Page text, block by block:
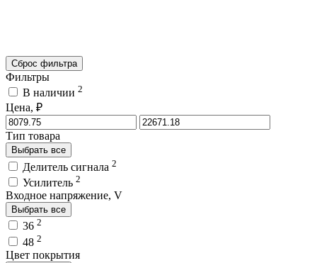
Сброс фильтра
Фильтры
В наличии 2
Цена, ₽
Тип товара
Выбрать все
Делитель сигнала 2
Усилитель 2
Входное напряжение, V
Выбрать все
36 2
48 2
Цвет покрытия